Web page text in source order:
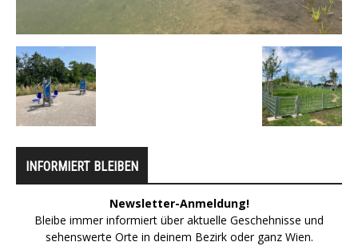
INFORMIERT BLEIBEN
Newsletter-Anmeldung!
Bleibe immer informiert über aktuelle Geschehnisse und
sehenswerte Orte in deinem Bezirk oder ganz Wien.